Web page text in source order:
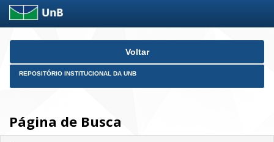
Skip
Voltar
REPOSITÓRIO INSTITUCIONAL DA UNB
Página de Busca